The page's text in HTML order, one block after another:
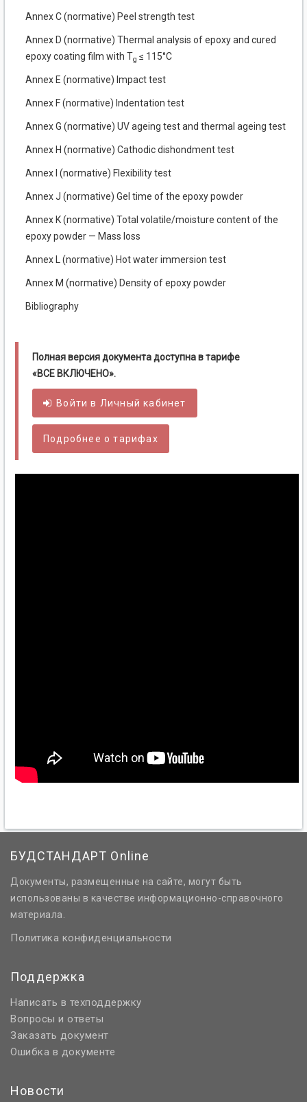
Annex C (normative) Peel strength test
Annex D (normative) Thermal analysis of epoxy and cured
epoxy coating film with Tg ≤ 115°C
Annex E (normative) Impact test
Annex F (normative) Indentation test
Annex G (normative) UV ageing test and thermal ageing test
Annex H (normative) Cathodic dishondment test
Annex I (normative) Flexibility test
Annex J (normative) Gel time of the epoxy powder
Annex K (normative) Total volatile/moisture content of the
epoxy powder — Mass loss
Annex L (normative) Hot water immersion test
Annex M (normative) Density of epoxy powder
Bibliography
Полная версия документа доступна в тарифе
«ВСЕ ВКЛЮЧЕНО».
Войти в Личный кабинет
Подробнее о тарифах
БУДСТАНДАРТ Online
Документы, размещенные на сайте, могут быть
использованы в качестве информационно-справочного
материала.
Политика конфиденциальности
Поддержка
Написать в техподдержку
Вопросы и ответы
Заказать документ
Ошибка в документе
Новости